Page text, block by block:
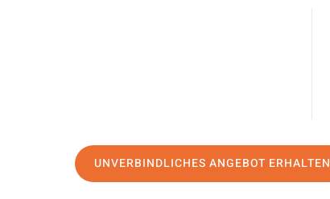
UNVERBINDLICHES ANGEBOT ERHALTEN